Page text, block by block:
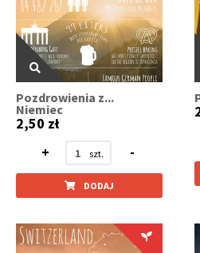
Pozdrowienia z...
Niemiec
2,50 zł
+
-
DODAJ